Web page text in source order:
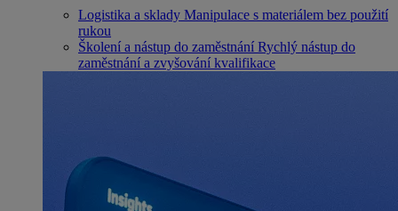
Logistika a sklady Manipulace s materiálem bez použití
rukou
Školení a nástup do zaměstnání Rychlý nástup do
zaměstnání a zvyšování kvalifikace